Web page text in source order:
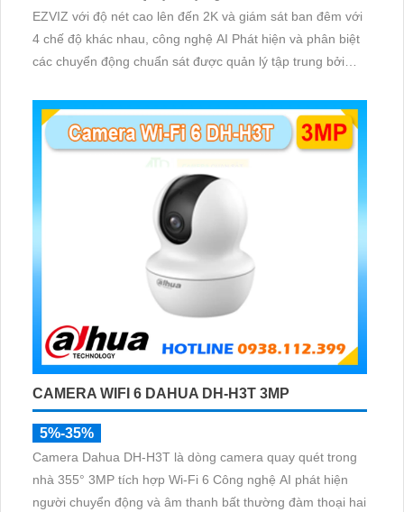
EZVIZ với độ nét cao lên đến 2K và giám sát ban đêm với
4 chế độ khác nhau, công nghệ AI Phát hiện và phân biệt
các chuyển động chuẩn sát được quản lý tập trung bởi
CAMERA WIFI 6 DAHUA DH-H3T 3MP
5%-35%
Camera Dahua DH-H3T là dòng camera quay quét trong
nhà 355° 3MP tích hợp Wi-Fi 6 Công nghệ AI phát hiện
người chuyển động và âm thanh bất thường đàm thoại hai